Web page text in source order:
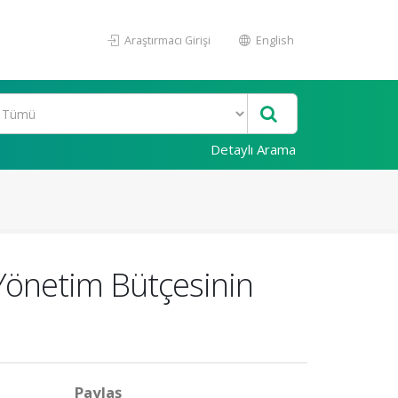
Araştırmacı Girişi English
Detaylı Arama
Bütçesinin
Paylaş